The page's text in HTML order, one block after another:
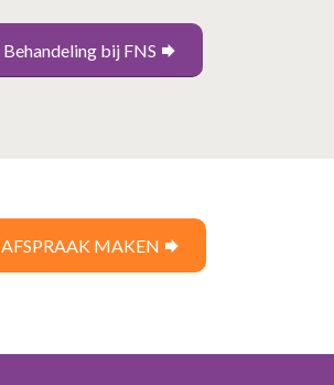
Behandeling bij FNS
AFSPRAAK MAKEN